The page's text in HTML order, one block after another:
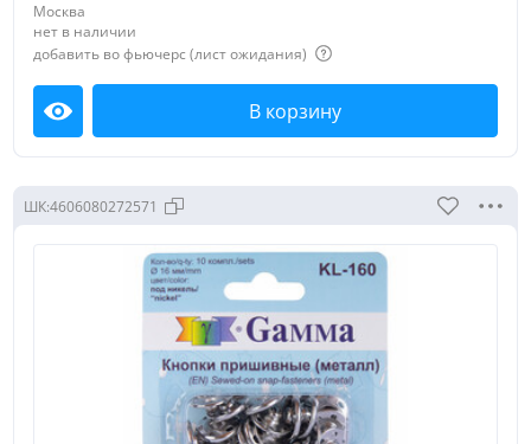
пластиковые
пришивные
с метал. верхом
Москва
нет в наличии
добавить во фьючерс (лист ожидания)
Посмотреть В корзину
ШК:4606080272571